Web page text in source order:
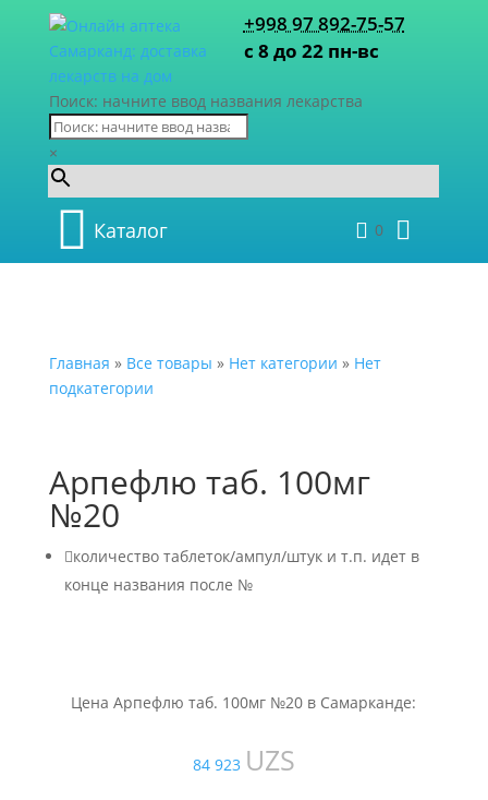
+998 97 892-75-57
с 8 до 22 пн-вс
Поиск: начните ввод названия лекарства
×
Каталог 0
Главная » Все товары » Нет категории » Нет
подкатегории
Арпефлю таб. 100мг
№20
количество таблеток/ампул/штук и т.п. идет в
конце названия после №
Цена Арпефлю таб. 100мг №20 в Самарканде:
84 923 UZS